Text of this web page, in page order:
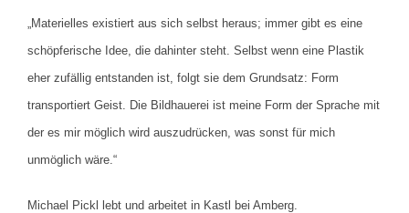
„Materielles existiert aus sich selbst heraus; immer gibt es eine
schöpferische Idee, die dahinter steht. Selbst wenn eine Plastik
eher zufällig entstanden ist, folgt sie dem Grundsatz: Form
transportiert Geist. Die Bildhauerei ist meine Form der Sprache mit
der es mir möglich wird auszudrücken, was sonst für mich
unmöglich wäre.“
Michael Pickl lebt und arbeitet in Kastl bei Amberg.